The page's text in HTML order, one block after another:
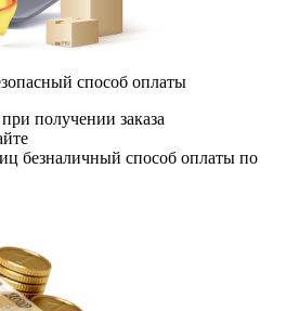
способ оплаты
получении заказа
безналичный способ оплаты по